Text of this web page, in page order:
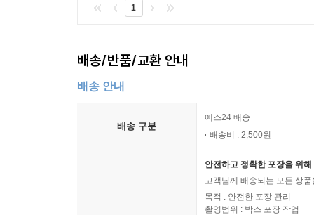
1
배송/반품/교환 안내
배송 안내
배송 구분
예스24 배송
배송비 : 2,500원
안전하고 정확한 포장을 위
고객님께 배송되는 모든 상
목적 : 안전한 포장 관리
촬영범위 : 박스 포장 작업